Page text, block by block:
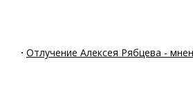
· Отлучение Алексея Рябцева -